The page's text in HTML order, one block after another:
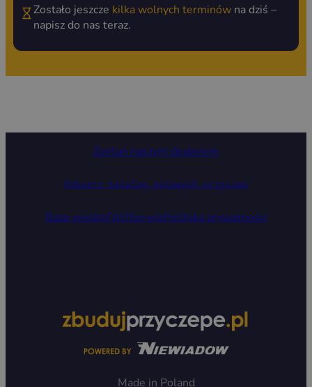
Zostało jeszcze kilka wolnych terminówna dziś –
napisz do nas teraz.
Zostań naszym dealerem
Pobierz katalog gotowych przyczep
Baza wiedzyFAQSerwisPolityka prywatności
Made in Poland